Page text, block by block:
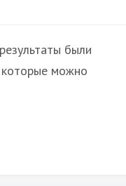
были
которые можно